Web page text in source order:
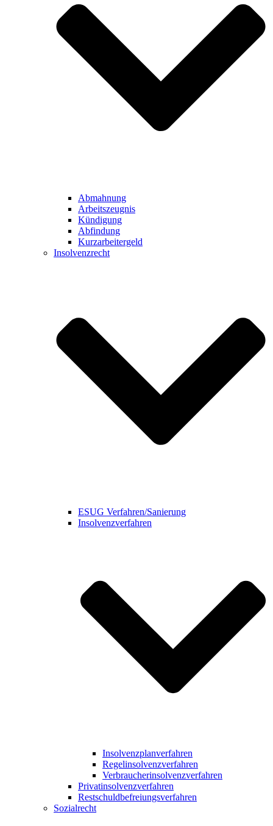
Abmahnung
Arbeitszeugnis
Kündigung
Abfindung
Kurzarbeitergeld
Insolvenzrecht
ESUG Verfahren/Sanierung
Insolvenzverfahren
Insolvenzplanverfahren
Regelinsolvenzverfahren
Verbraucherinsolvenzverfahren
Privatinsolvenzverfahren
Restschuldbefreiungsverfahren
Sozialrecht